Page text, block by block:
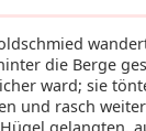
die Berge
ward; sie
und rasch